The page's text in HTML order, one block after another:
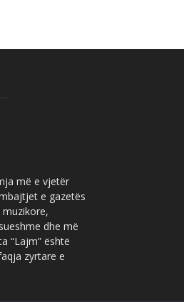
më e vjetër
e gazetës
dhe më
“Lajm” është
zyrtare e